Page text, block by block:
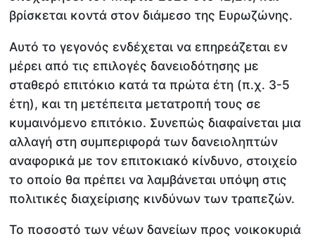
βρίσκεται κοντά στον διάμεσο της Ευρωζώνης.
Αυτό το γεγονός ενδέχεται να επηρεάζεται εν
μέρει από τις επιλογές δανειοδότησης με
σταθερό επιτόκιο κατά τα πρώτα έτη (π.χ. 3-5
έτη), και τη μετέπειτα μετατροπή τους σε
κυμαινόμενο επιτόκιο. Συνεπώς διαφαίνεται μια
αλλαγή στη συμπεριφορά των δανειοληπτών
αναφορικά με τον επιτοκιακό κίνδυνο, στοιχείο
το οποίο θα πρέπει να λαμβάνεται υπόψη στις
πολιτικές διαχείρισης κινδύνων των τραπεζών.
Το ποσοστό των νέων δανείων προς νοικοκυριά